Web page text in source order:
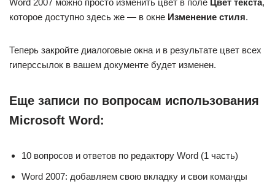
которое доступно здесь же — в окне Изменение стиля.
Теперь закройте диалоговые окна и в результате цвет всех
гиперссылок в вашем документе будет изменен.
Еще записи по вопросам использования
Microsoft Word:
10 вопросов и ответов по редактору Word (1 часть)
Word 2007: добавляем свою вкладку и свои команды